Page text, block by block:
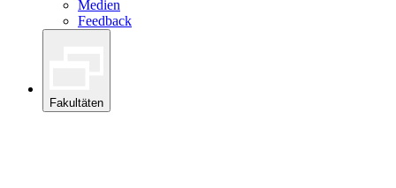
Medien
Feedback
Fakultäten